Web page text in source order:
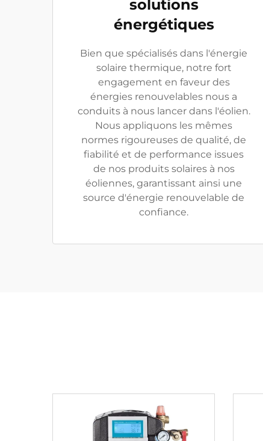
solutions
énergétiques
Bien que spécialisés dans l'énergie
solaire thermique, notre fort
engagement en faveur des
énergies renouvelables nous a
conduits à nous lancer dans l'éolien.
Nous appliquons les mêmes
normes rigoureuses de qualité, de
fiabilité et de performance issues
de nos produits solaires à nos
éoliennes, garantissant ainsi une
source d'énergie renouvelable de
confiance.